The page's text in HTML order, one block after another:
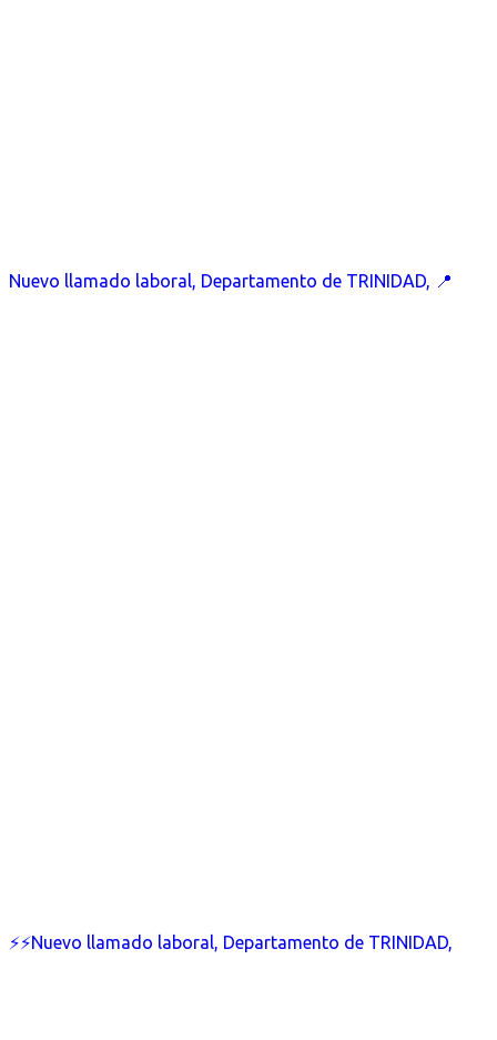
Nuevo llamado laboral, Departamento de TRINIDAD, 📍
⚡⚡Nuevo llamado laboral, Departamento de TRINIDAD,